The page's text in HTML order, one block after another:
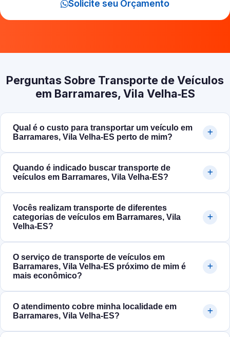
Solicite seu Orçamento
Perguntas Sobre Transporte de Veículos
em Barramares, Vila Velha‑ES
Qual é o custo para transportar um veículo em
Barramares, Vila Velha‑ES perto de mim?
Quando é indicado buscar transporte de
veículos em Barramares, Vila Velha‑ES?
Vocês realizam transporte de diferentes
categorias de veículos em Barramares, Vila
Velha‑ES?
O serviço de transporte de veículos em
Barramares, Vila Velha‑ES próximo de mim é
mais econômico?
O atendimento cobre minha localidade em
Barramares, Vila Velha‑ES?